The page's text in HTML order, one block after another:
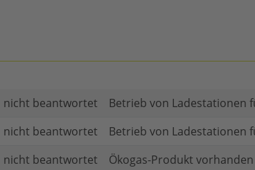
nicht beantwortet
Betrieb von Ladestationen
nicht beantwortet
Betrieb von Ladestationen
nicht beantwortet
Ökogas-Produkt vorhanden